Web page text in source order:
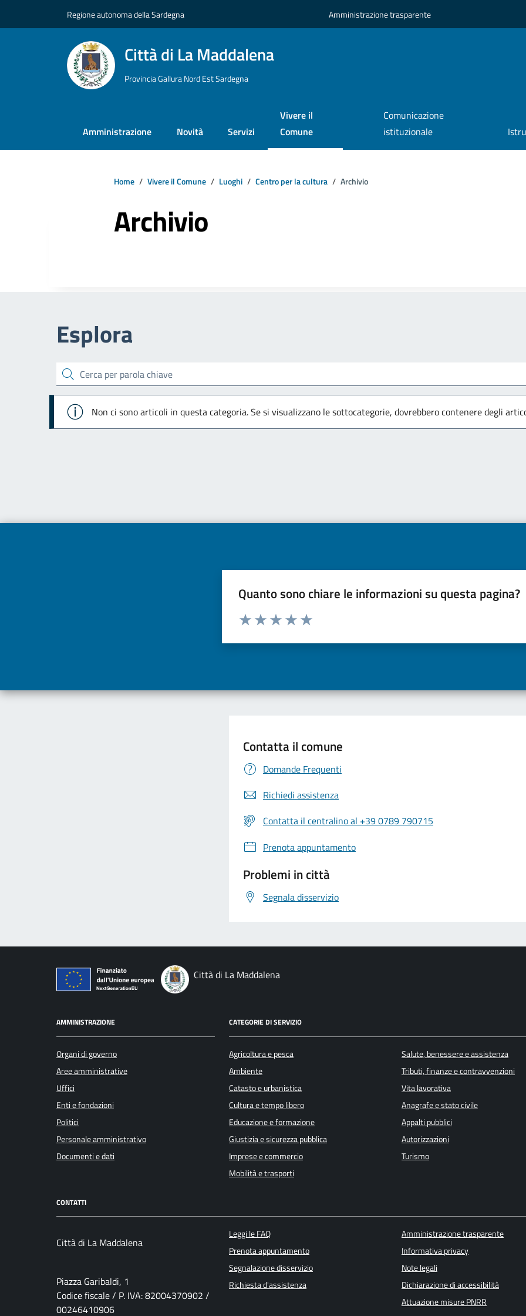
Regione autonoma della Sardegna Amministrazione trasparente
Città di La Maddalena
Provincia Gallura Nord Est Sardegna
Amministrazione Novità Servizi
Vivere il
Comune
Comunicazione
istituzionale
Home Vivere il Comune Luoghi Centro per la cultura Archivio
Archivio
Esplora
cerca
Info
Non ci sono articoli in questa categoria. Se si visualizzano le sottocategorie, dovrebbero contenere degli
Quanto sono chiare le informazioni su questa pagina?
Valuta da 1 a 5 stelle la pagina
Contatta il comune
Domande Frequenti
Richiedi assistenza
Contatta il centralino al +39 0789 790715
Prenota appuntamento
Problemi in città
Segnala disservizio
Città di La Maddalena
AMMINISTRAZIONE
Organi di governo
Aree amministrative
Uffici
Enti e fondazioni
Politici
Personale amministrativo
Documenti e dati
CATEGORIE DI SERVIZIO
Agricoltura e pesca
Ambiente
Catasto e urbanistica
Cultura e tempo libero
Educazione e formazione
Giustizia e sicurezza pubblica
Imprese e commercio
Mobilità e trasporti
Salute, benessere e assistenza
Tributi, finanze e contravvenzioni
Vita lavorativa
Anagrafe e stato civile
Appalti pubblici
Autorizzazioni
Turismo
CONTATTI
Città di La Maddalena
Piazza Garibaldi, 1
Codice fiscale / P. IVA: 82004370902 /
00246410906
Leggi le FAQ
Prenota appuntamento
Segnalazione disservizio
Richiesta d'assistenza
Amministrazione trasparente
Informativa privacy
Note legali
Dichiarazione di accessibilità
Attuazione misure PNRR